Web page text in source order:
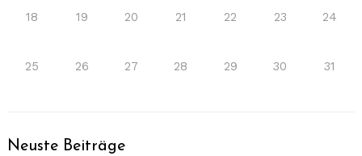
18 19 20 21 22 23 24
25 26 27 28 29 30 31
Neuste Beiträge